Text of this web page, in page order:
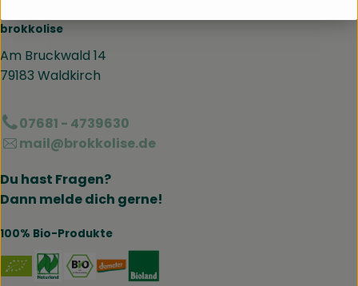
brokkolise
Am Bruckwald 14
79183 Waldkirch
07681 - 4739630
mail@brokkolise.de
Du hast Fragen?
Dann melde dich gerne!
100% Bio-Produkte
Externer Link zu https://www.naturland.de/de/
Externer Link zu https://www.bmel.de/